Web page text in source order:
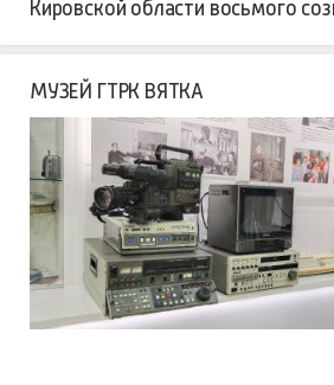
Кировской области восьмого
МУЗЕЙ ГТРК ВЯТКА